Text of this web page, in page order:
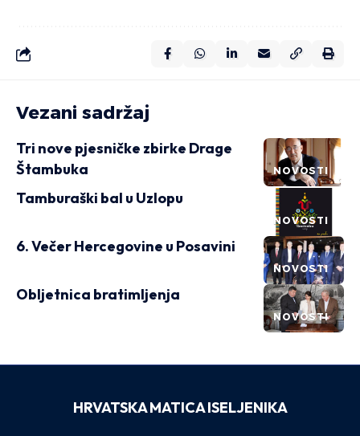
Vezani sadržaj
NOVOSTI
Tri nove pjesničke zbirke Drage
Štambuka
NOVOSTI
Tamburaški bal u Uzlopu
NOVOSTI
6. Večer Hercegovine u Posavini
NOVOSTI
Obljetnica bratimljenja
HRVATSKA MATICA ISELJENIKA